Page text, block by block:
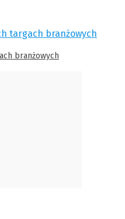
branżowych